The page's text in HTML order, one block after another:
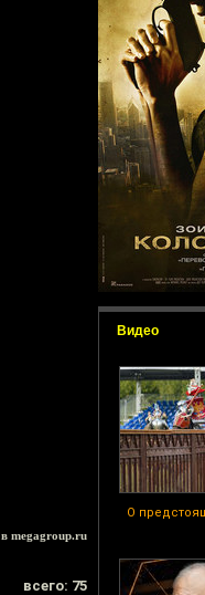
Видео
О
в megagroup.ru
всего: 75